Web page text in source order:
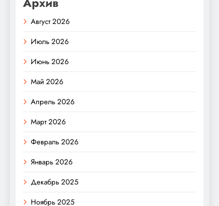
Август 2026
Июль 2026
Июнь 2026
Май 2026
Апрель 2026
Март 2026
Февраль 2026
Январь 2026
Декабрь 2025
Ноябрь 2025